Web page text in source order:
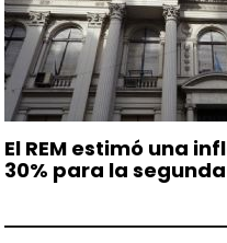
El REM estimó una
30% para la